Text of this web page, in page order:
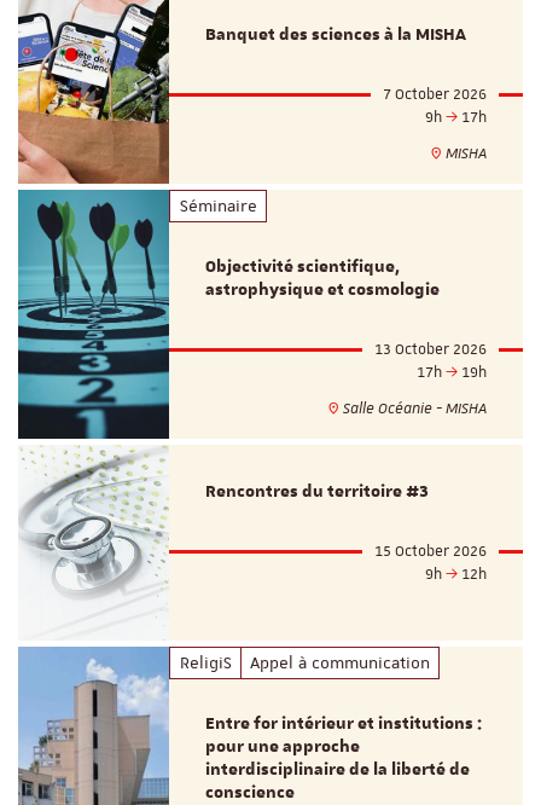
Banquet des sciences à la MISHA
7 October 2026
9h
17h
MISHA
Séminaire
Objectivité scientifique,
astrophysique et cosmologie
13 October 2026
17h
19h
Salle Océanie - MISHA
Rencontres du territoire #3
15 October 2026
9h
12h
ReligiS Appel à communication
Entre for intérieur et institutions :
pour une approche
interdisciplinaire de la liberté de
conscience